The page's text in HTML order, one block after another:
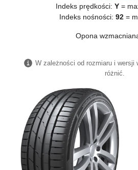
Indeks prędkości: Y =
Indeks nośności: 92 =
Opona
W zależności od rozmiaru i wersji
różnić.